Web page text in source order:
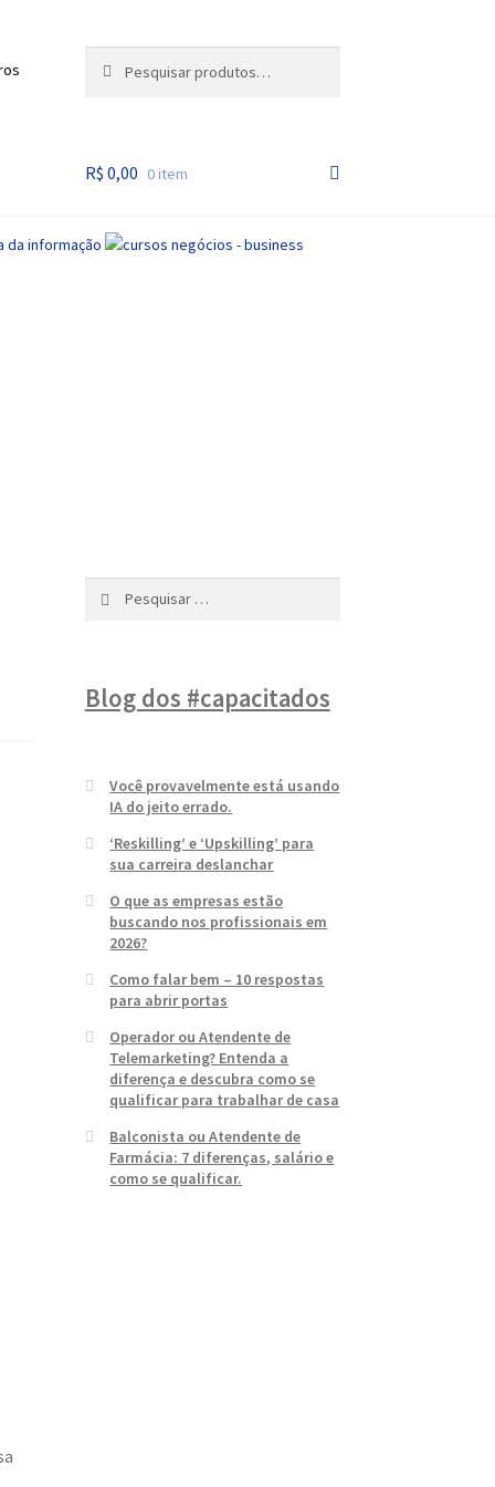
por:
R$ 0,00 0 item
Blog dos #capacitados
Você provavelmente está usando
IA do jeito errado.
‘Reskilling’ e ‘Upskilling’ para
sua carreira deslanchar
O que as empresas estão
buscando nos profissionais em
2026?
Como falar bem – 10 respostas
para abrir portas
Operador ou Atendente de
Telemarketing? Entenda a
diferença e descubra como se
qualificar para trabalhar de casa
Balconista ou Atendente de
Farmácia: 7 diferenças, salário e
como se qualificar.